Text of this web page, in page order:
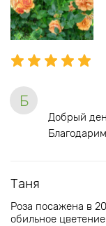
Б
Добрый
Таня
Роза посажена в
обильное